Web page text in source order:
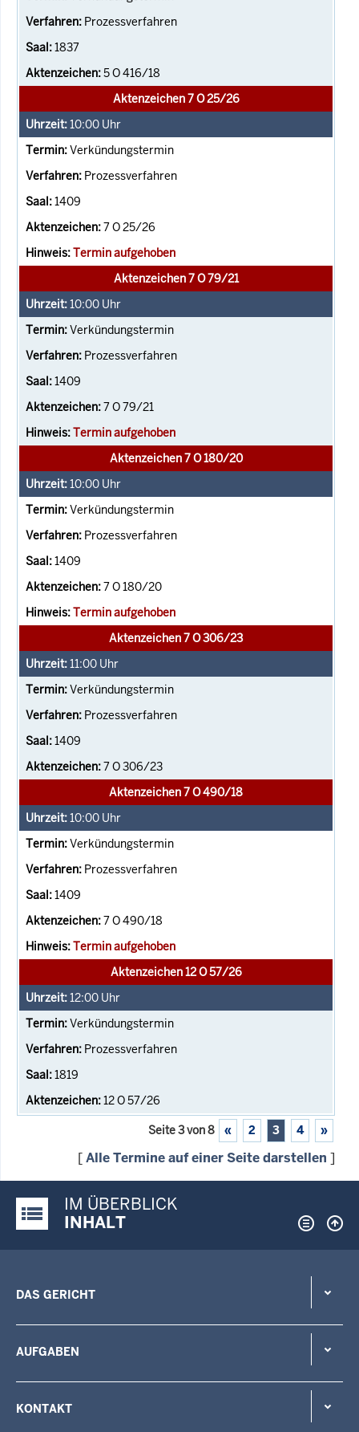
Prozessverfahren
1837
5 O 416/18
Aktenzeichen 7 O 25/26
10:00 Uhr
Verkündungstermin
Prozessverfahren
1409
7 O 25/26
Termin aufgehoben
Aktenzeichen 7 O 79/21
10:00 Uhr
Verkündungstermin
Prozessverfahren
1409
7 O 79/21
Termin aufgehoben
Aktenzeichen 7 O 180/20
10:00 Uhr
Verkündungstermin
Prozessverfahren
1409
7 O 180/20
Termin aufgehoben
Aktenzeichen 7 O 306/23
11:00 Uhr
Verkündungstermin
Prozessverfahren
1409
7 O 306/23
Aktenzeichen 7 O 490/18
10:00 Uhr
Verkündungstermin
Prozessverfahren
1409
7 O 490/18
Termin aufgehoben
Aktenzeichen 12 O 57/26
12:00 Uhr
Verkündungstermin
Prozessverfahren
1819
12 O 57/26
Seite 3 von 8 « 2 3 4 »
[Alle Termine auf einer Seite darstellen ]
Justiz-Portal im Überblick:
IM ÜBERBLICK
INHALT
DAS GERICHT
AUFGABEN
KONTAKT